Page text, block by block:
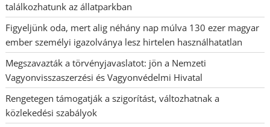
találkozhatunk az állatparkban
Figyeljünk oda, mert alig néhány nap múlva 130 ezer magyar
ember személyi igazolványa lesz hirtelen használhatatlan
Megszavazták a törvényjavaslatot: jön a Nemzeti
Vagyonvisszaszerzési és Vagyonvédelmi Hivatal
Rengetegen támogatják a szigorítást, változhatnak a
közlekedési szabályok